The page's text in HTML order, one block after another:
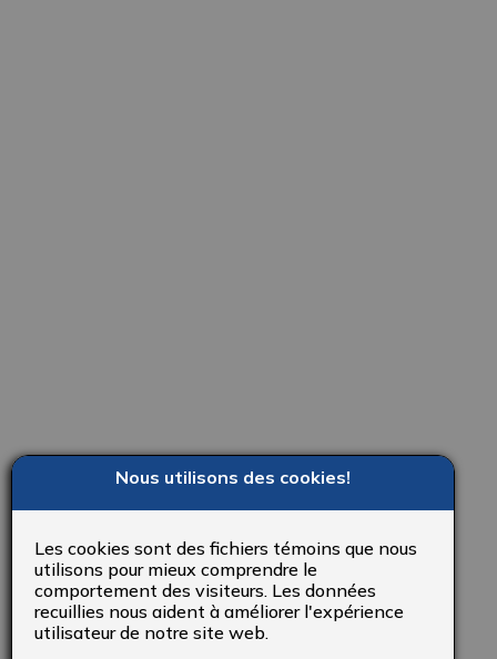
Nous utilisons des cookies!
Les cookies sont des fichiers témoins que nous
utilisons pour mieux comprendre le
comportement des visiteurs. Les données
recuillies nous aident à améliorer l'expérience
utilisateur de notre site web.